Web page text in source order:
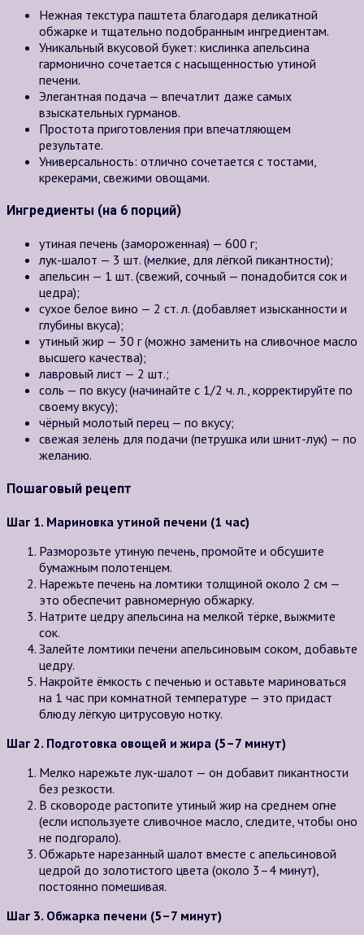
Нежная текстура паштета благодаря деликатной
обжарке и тщательно подобранным ингредиентам.
Уникальный вкусовой букет: кислинка апельсина
гармонично сочетается с насыщенностью утиной
печени.
Элегантная подача — впечатлит даже самых
взыскательных гурманов.
Простота приготовления при впечатляющем
результате.
Универсальность: отлично сочетается с тостами,
крекерами, свежими овощами.
Ингредиенты (на 6 порций)
утиная печень (замороженная) — 600 г;
лук-шалот — 3 шт. (мелкие, для лёгкой пикантности);
апельсин — 1 шт. (свежий, сочный — понадобится сок и
цедра);
сухое белое вино — 2 ст. л. (добавляет изысканности и
глубины вкуса);
утиный жир — 30 г (можно заменить на сливочное масло
высшего качества);
лавровый лист — 2 шт.;
соль — по вкусу (начинайте с 1/2 ч. л., корректируйте по
своему вкусу);
чёрный молотый перец — по вкусу;
свежая зелень для подачи (петрушка или шнит-лук) — по
желанию.
Пошаговый рецепт
Шаг 1. Мариновка утиной печени (1 час)
Разморозьте утиную печень, промойте и обсушите
бумажным полотенцем.
Нарежьте печень на ломтики толщиной около 2 см —
это обеспечит равномерную обжарку.
Натрите цедру апельсина на мелкой тёрке, выжмите
сок.
Залейте ломтики печени апельсиновым соком, добавьте
цедру.
Накройте ёмкость с печенью и оставьте мариноваться
на 1 час при комнатной температуре — это придаст
блюду лёгкую цитрусовую нотку.
Шаг 2. Подготовка овощей и жира (5–7 минут)
Мелко нарежьте лук-шалот — он добавит пикантности
без резкости.
В сковороде растопите утиный жир на среднем огне
(если используете сливочное масло, следите, чтобы оно
не подгорало).
Обжарьте нарезанный шалот вместе с апельсиновой
цедрой до золотистого цвета (около 3–4 минут),
постоянно помешивая.
Шаг 3. Обжарка печени (5–7 минут)